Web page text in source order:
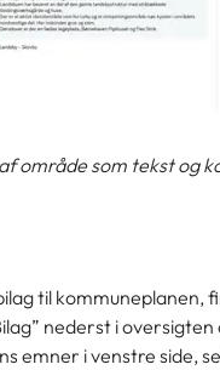
område som tekst og
til kommuneplanen,
nederst i oversigten
emner i venstre side,